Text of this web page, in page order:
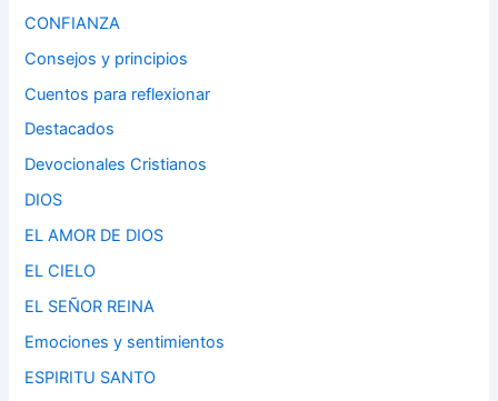
CONFIANZA
Consejos y principios
Cuentos para reflexionar
Destacados
Devocionales Cristianos
DIOS
EL AMOR DE DIOS
EL CIELO
EL SEÑOR REINA
Emociones y sentimientos
ESPIRITU SANTO